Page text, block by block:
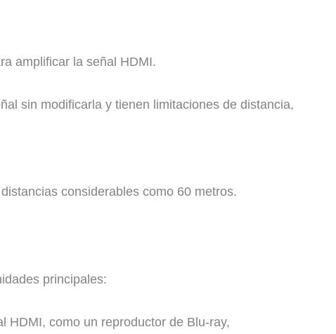
amplificar la señal HDMI.
sin modificarla y tienen limitaciones de distancia,
considerables como 60 metros.
principales:
HDMI, como un reproductor de Blu-ray,